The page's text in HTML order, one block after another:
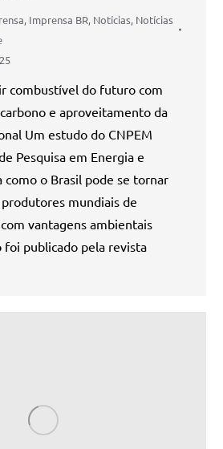
, Imprensa BR, Notícias, Notícias
combustível do futuro com
e aproveitamento da
Um estudo do CNPEM
Pesquisa em Energia e
como o Brasil pode se tornar
mundiais de
vantagens ambientais
foi publicado pela revista